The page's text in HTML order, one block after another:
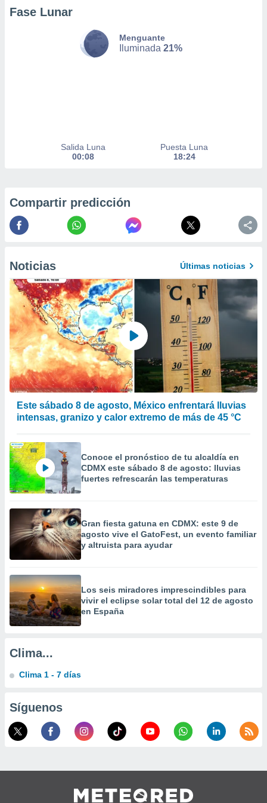
datos
datos
utilizar
crear un
uso de
contenido
medir el
de la
el
de
de
de
de
uso de
publicidad
publicidad
Fase Lunar
Menguante
Iluminada 21%
Salida Luna
00:08
Puesta Luna
18:24
Compartir predicción
Noticias Últimas noticias
Este sábado 8 de agosto, México enfrentará lluvias
intensas, granizo y calor extremo de más de 45 °C
Conoce el pronóstico de tu alcaldía en
CDMX este sábado 8 de agosto: lluvias
fuertes refrescarán las temperaturas
Gran fiesta gatuna en CDMX: este 9 de
agosto vive el GatoFest, un evento familiar
y altruista para ayudar
Los seis miradores imprescindibles para
vivir el eclipse solar total del 12 de agosto
en España
Clima...
Clima 1 - 7 días
Síguenos